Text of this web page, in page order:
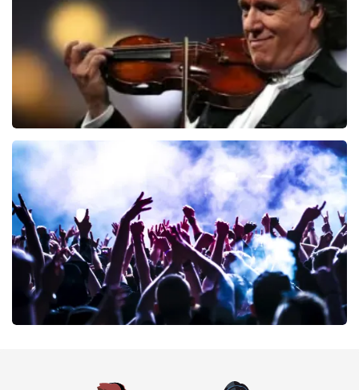
BESTEL NU
BESTEL NU